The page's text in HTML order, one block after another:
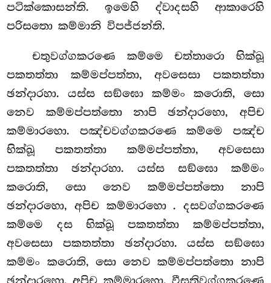
පටික්කොසන්ති. ඉමෙහි ද්වාදසහි ආකාරෙහි
පරිසතො කම්මානි විපජ්ජන්ති.
චතුවග්ගකරණෙ කම්මෙ චත්තාරො භික්ඛූ
පකතත්තා කම්මප්පත්තා, අවසෙසා පකතත්තා
ඡන්දාරහා. යස්ස සඞ්ඝො කම්මං කරොති, සො
නෙව කම්මප්පත්තො නාපි ඡන්දාරහො, අපිච
කම්මාරහො. පඤ්චවග්ගකරණෙ කම්මෙ පඤ්ච
භික්ඛූ පකතත්තා කම්මප්පත්තා, අවසෙසා
පකතත්තා ඡන්දාරහා. යස්ස සඞ්ඝො කම්මං
කරොති, සො නෙව කම්මප්පත්තො නාපි
ඡන්දාරහො, අපිච කම්මාරහො. දසවග්ගකරණෙ
කම්මෙ දස භික්ඛූ පකතත්තා කම්මප්පත්තා,
අවසෙසා පකතත්තා ඡන්දාරහා. යස්ස සඞ්ඝො
කම්මං කරොති, සො නෙව කම්මප්පත්තො නාපි